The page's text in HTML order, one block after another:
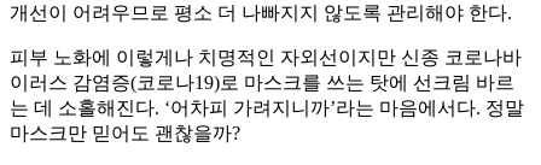
개선이 어려우므로 평소 더 나빠지지 않도록 관리해야 한다.
피부 노화에 이렇게나 치명적인 자외선이지만 신종 코로나바
이러스 감염증(코로나19)로 마스크를 쓰는 탓에 선크림 바르
는 데 소홀해진다. ‘어차피 가려지니까’라는 마음에서다. 정말
마스크만 믿어도 괜찮을까?